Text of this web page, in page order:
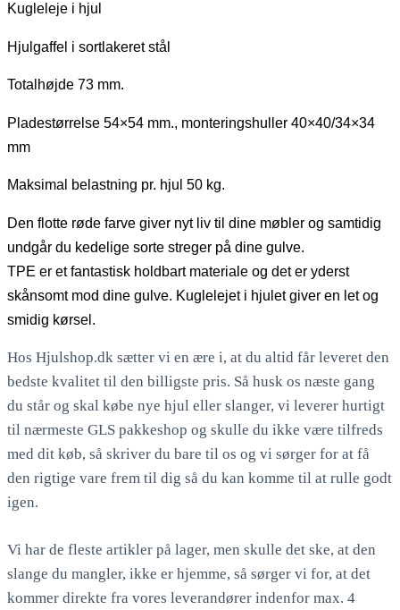
Kugleleje i hjul
Hjulgaffel i sortlakeret stål
Totalhøjde 73 mm.
Pladestørrelse 54×54 mm., monteringshuller 40×40/34×34
mm
Maksimal belastning pr. hjul 50 kg.
Den flotte røde farve giver nyt liv til dine møbler og samtidig
undgår du kedelige sorte streger på dine gulve.
TPE er et fantastisk holdbart materiale og det er yderst
skånsomt mod dine gulve. Kuglelejet i hjulet giver en let og
smidig kørsel.
Hos Hjulshop.dk sætter vi en ære i, at du altid får leveret den
bedste kvalitet til den billigste pris. Så husk os næste gang
du står og skal købe nye hjul eller slanger, vi leverer hurtigt
til nærmeste GLS pakkeshop og skulle du ikke være tilfreds
med dit køb, så skriver du bare til os og vi sørger for at få
den rigtige vare frem til dig så du kan komme til at rulle godt
igen.
Vi har de fleste artikler på lager, men skulle det ske, at den
slange du mangler, ikke er hjemme, så sørger vi for, at det
kommer direkte fra vores leverandører indenfor max. 4